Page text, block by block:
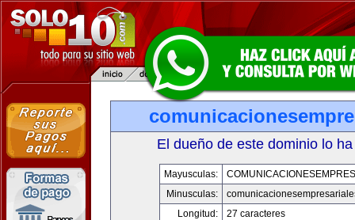
El dueño de este dominio lo
Mayusculas:
Minusculas:
Longitud:
27 caracteres